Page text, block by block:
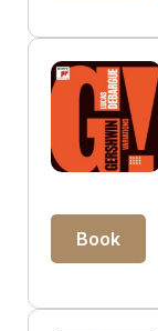
Book